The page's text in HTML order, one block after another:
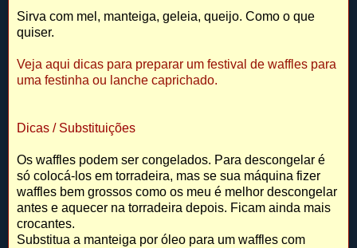
Sirva com mel, manteiga, geleia, queijo. Como o que
quiser.
Veja aqui dicas para preparar um festival de waffles para
uma festinha ou lanche caprichado.
Dicas / Substituições
Os waffles podem ser congelados. Para descongelar é
só colocá-los em torradeira, mas se sua máquina fizer
waffles bem grossos como os meu é melhor descongelar
antes e aquecer na torradeira depois. Ficam ainda mais
crocantes.
Substitua a manteiga por óleo para um waffles com